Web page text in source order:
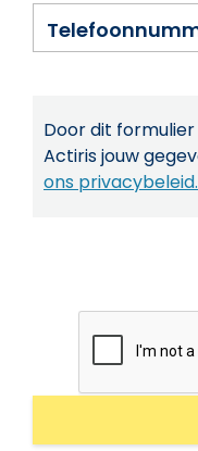
Door dit
Actiris jouw
ons privacybeleid.